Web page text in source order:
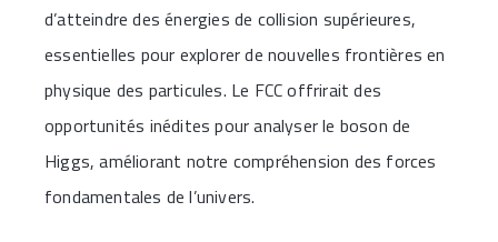
d’atteindre des énergies de collision supérieures,
essentielles pour explorer de nouvelles frontières en
physique des particules. ​Le FCC offrirait des
opportunités inédites pour analyser le boson de
Higgs, améliorant notre compréhension des forces
fondamentales de l’univers.